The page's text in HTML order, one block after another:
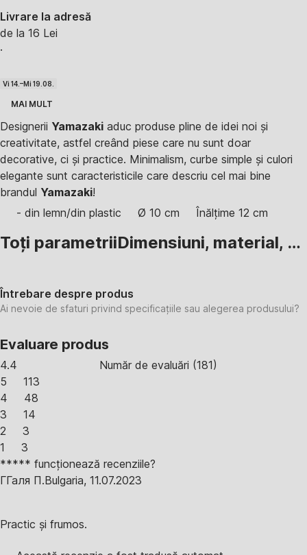
Livrare la adresă
de la 16 Lei
·
Vi 14.–Mi 19.08.
MAI MULT
Designerii Yamazaki aduc produse pline de idei noi și
creativitate, astfel creând piese care nu sunt doar
decorative, ci și practice. Minimalism, curbe simple și culori
elegante sunt caracteristicile care descriu cel mai bine
brandul Yamazaki!
- din lemn/din plastic
Ø 10 cm Înălțime 12 cm
Toți parametriiDimensiuni, material, …
Întrebare despre produs
Ai nevoie de sfaturi privind specificațiile sau alegerea produsului?
Evaluare produs
4.4 Număr de evaluări (181)
5
113
4
48
3
14
2
3
1
3
***** funcționează recenziile?
ГГаля П.Bulgaria, 11.07.2023
Practic și frumos.